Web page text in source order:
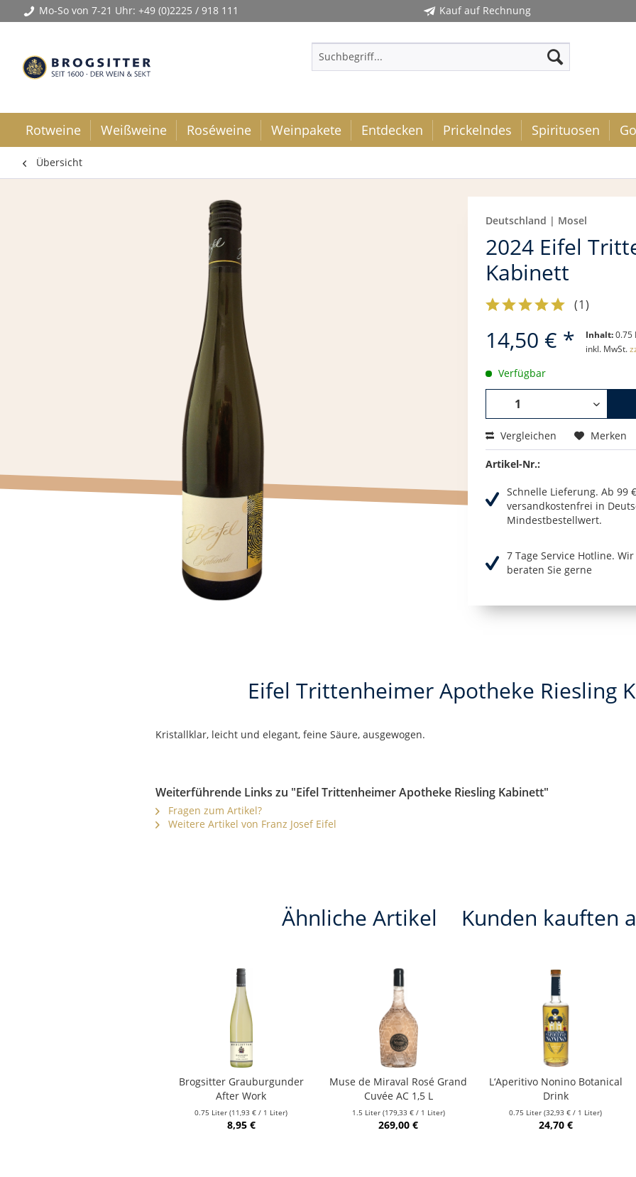
Mo-So von 7-21 Uhr: +49 (0)2225 / 918 111 Kauf auf Rechnung
Rotweine Weißweine Roséweine Weinpakete Entdecken Prickelndes Spirituosen
Übersicht
Deutschland | Mosel
2024 Eifel
Kabinett
(1)
14,50 € * Inhalt:0.75
inkl. MwSt.
Verfügbar
Vergleichen Merken
Artikel-Nr.:
Schnelle Lieferung. Ab 99 €
versandkostenfrei in
Mindestbestellwert.
7 Tage Service Hotline.
beraten Sie gerne
Eifel Trittenheimer Apotheke Riesling
Kristallklar, leicht und elegant, feine Säure, ausgewogen.
Weiterführende Links zu "Eifel Trittenheimer Apotheke Riesling Kabinett"
Fragen zum Artikel?
Weitere Artikel von Franz Josef Eifel
Ähnliche Artikel Kunden kauften
Brogsitter Grauburgunder
After Work
0.75 Liter(11,93 € / 1 Liter)
8,95 €
Muse de Miraval Rosé Grand
Cuvée AC 1,5 L
1.5 Liter (179,33 € / 1 Liter)
269,00 €
L‘Aperitivo Nonino Botanical
Drink
0.75 Liter(32,93 € / 1 Liter)
24,70 €